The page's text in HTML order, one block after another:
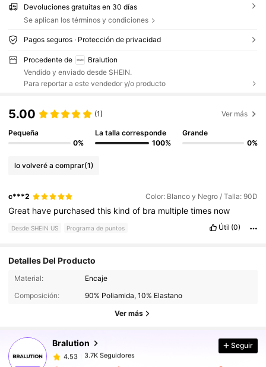
Devoluciones gratuitas en 30 días
Se aplican los términos y condiciones
Pagos seguros · Protección de privacidad
Procedente de
Bralution
Vendido y enviado desde SHEIN.
Para reportar a este vendedor y/o producto
5.00 (1) Ver más
Pequeña
0%
La talla corresponde
100%
Grande
0%
lo volveré a comprar(1)
c***2 Color: Blanco y Negro / Talla: 90D
Great have purchasedthis kindof bra multipletimes now
Desde SHEIN US Programa de puntos Útil (0)
Detalles Del Producto
Material:
Encaje
Composición:
90% Poliamida, 10% Elastano
Ver más
Bralution
3.7K Seguidores
4.53
3.7K Seguidores
l***9 pagóHace 15 horas
Seguir